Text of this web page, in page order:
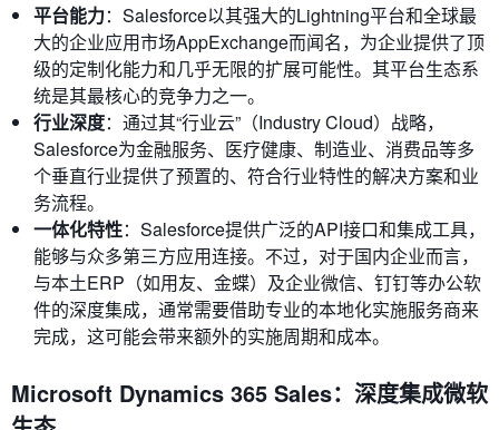
平台能力：Salesforce以其强大的Lightning平台和全球最
大的企业应用市场AppExchange而闻名，为企业提供了顶
级的定制化能力和几乎无限的扩展可能性。其平台生态系
统是其最核心的竞争力之一。
行业深度：通过其“行业云”（Industry Cloud）战略，
Salesforce为金融服务、医疗健康、制造业、消费品等多
个垂直行业提供了预置的、符合行业特性的解决方案和业
务流程。
一体化特性：Salesforce提供广泛的API接口和集成工具，
能够与众多第三方应用连接。不过，对于国内企业而言，
与本土ERP（如用友、金蝶）及企业微信、钉钉等办公软
件的深度集成，通常需要借助专业的本地化实施服务商来
完成，这可能会带来额外的实施周期和成本。
Microsoft Dynamics 365 Sales：深度集成微软